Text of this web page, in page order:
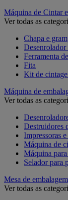
Máquina de Cintar
Ver todas as
Chapa e
Desenrolador
Ferramenta
Fita
Kit de
Máquina de
Ver todas as
Destruidores
Impressoras
Máquina de
Máquina
Selador para
Mesa de
Ver todas as